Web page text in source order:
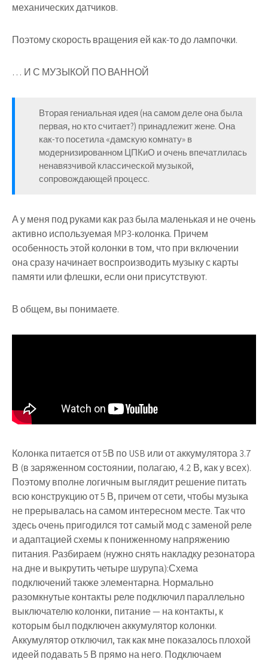
механических датчиков.
Поэтому скорость вращения ей как-то до лампочки.
… И С МУЗЫКОЙ ПО ВАННОЙ
Вторая гениальная идея (на самом деле она была
первая, но кто считает?) принадлежит жене. Она
как-то посетила «дамскую комнату» в
модернизированном ЦПКиО и очень впечатлилась
ненавязчивой классической музыкой,
сопровождающей процесс.
А у меня под руками как раз была маленькая и не очень
активно используемая MP3-колонка. Причем
особенность этой колонки в том, что при включении
она сразу начинает воспроизводить музыку с карты
памяти или флешки, если они присутствуют.
В общем, вы понимаете.
Колонка питается от 5В по USB или от аккумулятора 3.7
В (в заряженном состоянии, полагаю, 4.2 В, как у всех).
Поэтому вполне логичным выглядит решение питать
всю конструкцию от 5 В, причем от сети, чтобы музыка
не прерывалась на самом интересном месте. Так что
здесь очень пригодился тот самый мод с заменой реле
и адаптацией схемы к пониженному напряжению
питания. Разбираем (нужно снять накладку резонатора
на дне и выкрутить четыре шурупа):Схема
подключений также элементарна. Нормально
разомкнутые контакты реле подключил параллельно
выключателю колонки, питание — на контакты, к
которым был подключен аккумулятор колонки.
Аккумулятор отключил, так как мне показалось плохой
идеей подавать 5 В прямо на него. Подключаем